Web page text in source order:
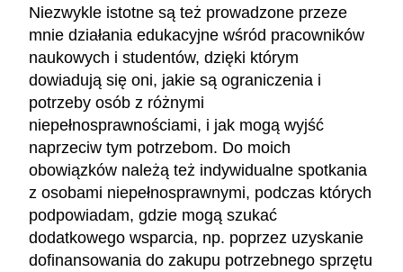
Niezwykle istotne są też prowadzone przeze
mnie działania edukacyjne wśród pracowników
naukowych i studentów, dzięki którym
dowiadują się oni, jakie są ograniczenia i
potrzeby osób z różnymi
niepełnosprawnościami, i jak mogą wyjść
naprzeciw tym potrzebom. Do moich
obowiązków należą też indywidualne spotkania
z osobami niepełnosprawnymi, podczas których
podpowiadam, gdzie mogą szukać
dodatkowego wsparcia, np. poprzez uzyskanie
dofinansowania do zakupu potrzebnego sprzętu